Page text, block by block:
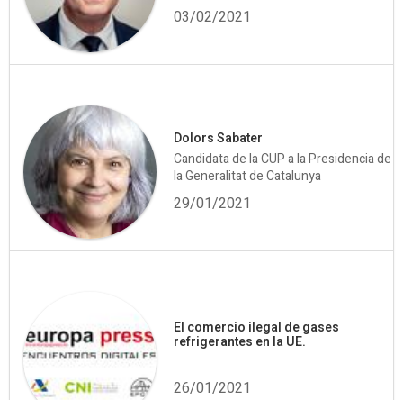
03/02/2021
Dolors Sabater
Candidata de la CUP a la Presidencia de
la Generalitat de Catalunya
29/01/2021
El comercio ilegal de gases
refrigerantes en la UE.
26/01/2021